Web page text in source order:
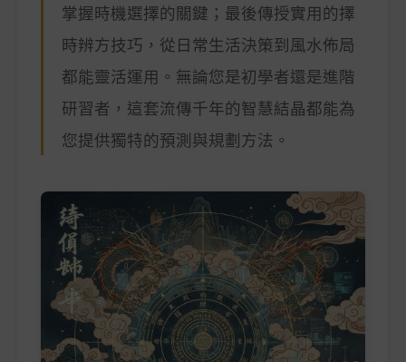
掌握時機選擇的關鍵；最後傳授實用的擇
時辨方技巧，從日常生活決策到風水佈局
都能靈活運用。無論您是初學者還是進階
研習者，這套流傳千年的智慧結晶都能為
您提供獨特的預測與規劃方法。